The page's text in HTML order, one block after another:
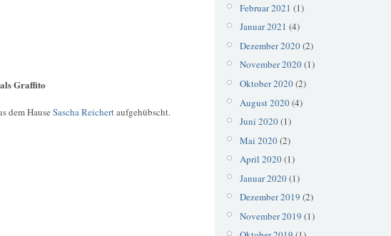
Graffito
dem Hause Sascha Reichertaufgehübscht.
Februar 2021 (1)
Januar 2021 (4)
Dezember 2020(2)
November 2020(1)
Oktober 2020(2)
August 2020(4)
Juni 2020(1)
Mai 2020(2)
April 2020(1)
Januar 2020(1)
Dezember 2019 (2)
November 2019 (1)